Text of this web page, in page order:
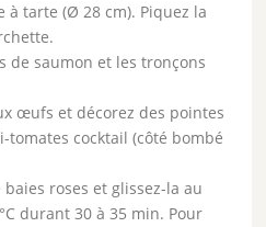
à tarte (Ø 28 cm). Piquez la
de saumon et les tronçons
œufs et décorez des pointes
tomates cocktail (côté bombé
roses et glissez-la au
durant 30 à 35 min. Pour